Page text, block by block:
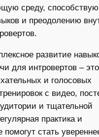
среду,
и преодолению
развитие
для интровертов – это
и голосовых
с видео,
и тщательной
практика и
помогут стать